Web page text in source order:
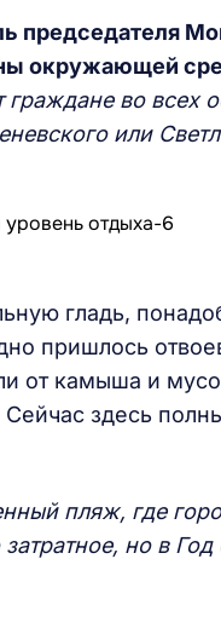
председателя
окружающей
во всех
или
гладь,
пришлось
от камыша и
здесь
пляж, где
но в